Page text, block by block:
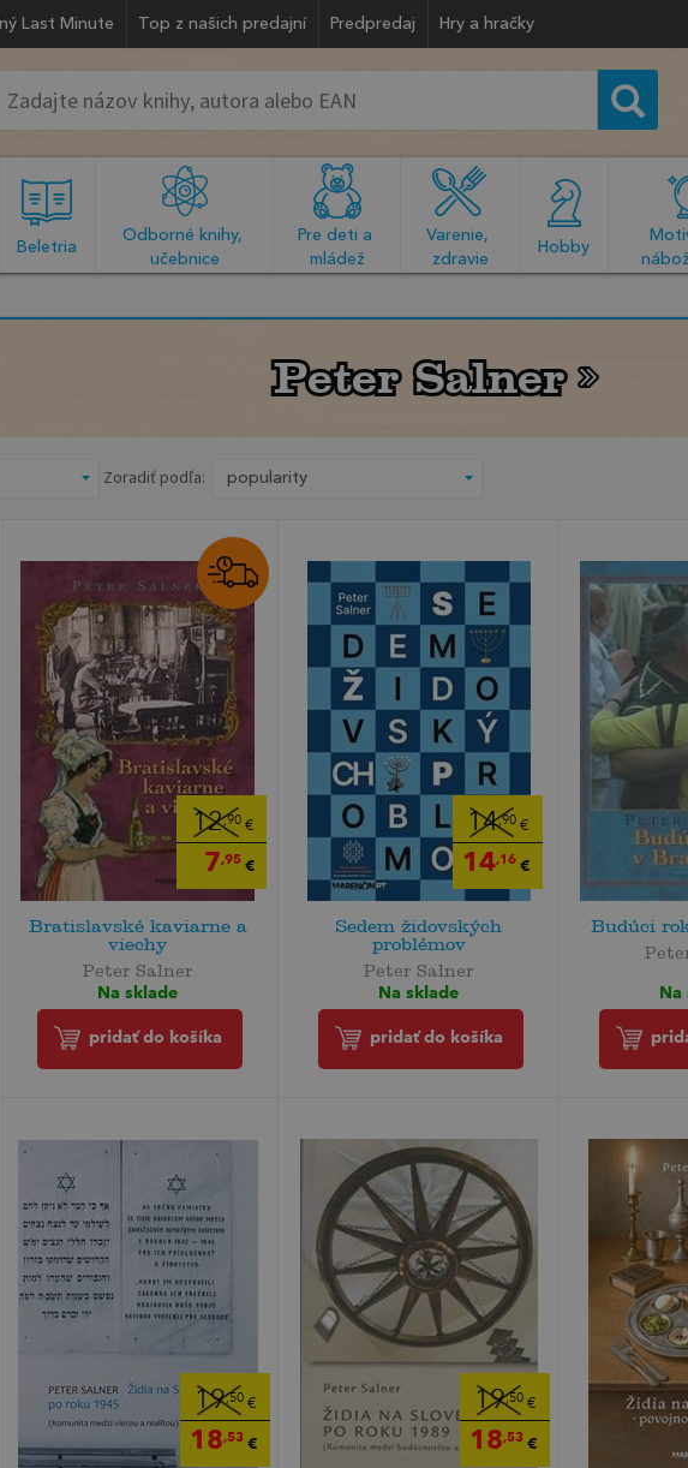
Last Minute Top z našich predajní Predpredaj Hry a hračky
Beletria
Odborné knihy,
učebnice
Pre deti a
mládež
Varenie,
zdravie
Hobby
Peter Salner
Peter Salner
Zoradiť podľa:
12,90€
7,95€
Bratislavské kaviarne a
viechy
Peter Salner
Na sklade
pridať do košíka
14,90 €
14,16 €
Sedem židovských
problémov
Peter Salner
Na sklade
pridať do košíka
Budúci
Na
19,50 €
18,53 €
19,50 €
18,53 €